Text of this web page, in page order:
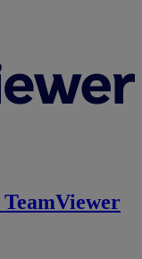
TeamViewer